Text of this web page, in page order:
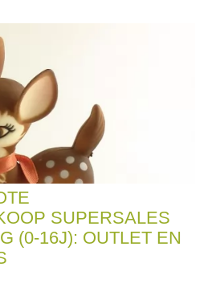
SUPERSALES
(0-16J): OUTLET EN